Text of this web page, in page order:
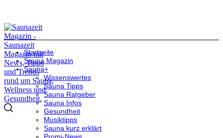
Startseite
Sauna Magazin
Sauna+
Wissenswertes
Sauna Tipps
Sauna Ratgeber
Sauna Infos
Gesundheit
Musiktipps
Sauna kurz erklärt